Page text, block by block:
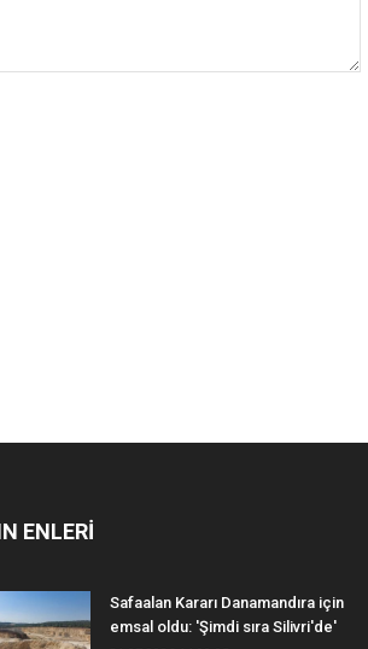
ENLERİ
Safaalan Kararı Danamandıra için
emsal oldu: 'Şimdi sıra Silivri'de'